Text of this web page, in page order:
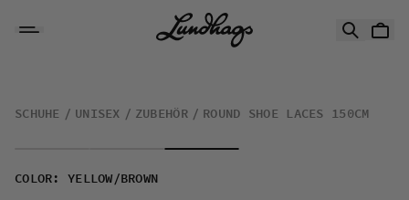
SCHUHE UNISEX ZUBEHÖR ROUND SHOE LACES 150CM
COLOR : YELLOW/BROWN